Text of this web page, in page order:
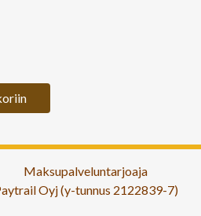
Maksupalveluntarjoaja
Oyj (y-tunnus 2122839-7)